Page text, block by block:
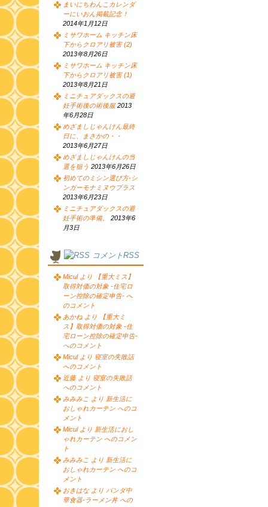
まいにちわんこカレンダ
ーにいおん掲載記念！
2014年1月12日
ミサワホーム キッチン床
下からクロアリ被害 (2)
2013年8月26日
ミサワホーム キッチン床
下からクロアリ被害 (1)
2013年8月21日
ミニチュアダックスの避
妊手術後の術後服 2013
年6月28日
めざましじゃんけん最終
日に、まさかの・・
2013年6月27日
めざましじゃんけんの当
選を狙う 2013年6月26日
初めてのミシン選び方-シ
ンガーモナミヌウプラス
2013年6月23日
ミニチュアダックスの避
妊手術の準備。
2013年6
月3日
コメントRSS
Micul より 【重大ミス】
取得対価の対象 -住宅ロ
ーン控除の確定申告- へ
のコメント
あかね より 【重大ミ
ス】取得対価の対象 -住
宅ローン控除の確定申告-
へのコメント
Micul より 寝室の失敗話
へのコメント
近藤 より 寝室の失敗話
へのコメント
みみみこ より 新生活に
おしゃれカーテン へのコ
メント
Micul より 新生活におし
ゃれカーテン へのコメン
ト
みみみこ より 新生活に
おしゃれカーテン へのコ
メント
おきはな より パンダ中
華食器-ラーメン丼 への